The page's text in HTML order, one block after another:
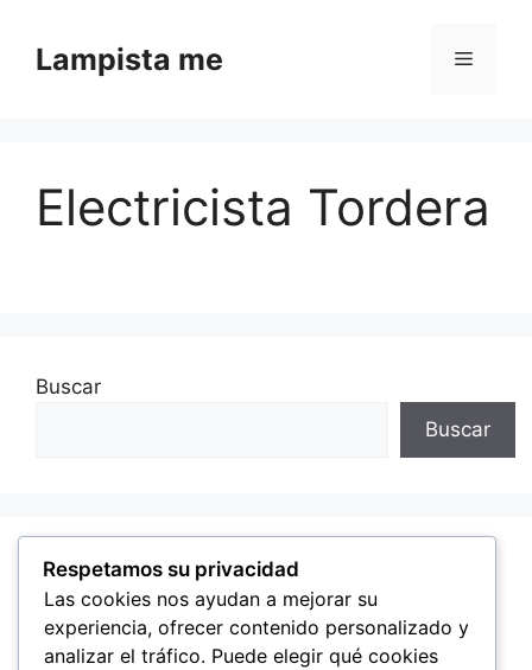
Lampista me Menú
Electricista Tordera
Buscar
Buscar
Recent Posts
Hello world!
Respetamos su privacidad
Las cookies nos ayudan a mejorar su
experiencia, ofrecer contenido personalizado y
analizar el tráfico. Puede elegir qué cookies